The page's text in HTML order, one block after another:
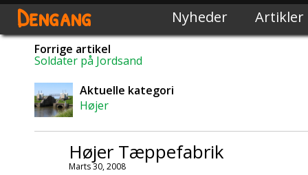
Dengang Nyheder Artikler
Forrige artikel
Soldater på Jordsand
Aktuelle kategori
Højer
Højer Tæppefabrik
Marts 30, 2008